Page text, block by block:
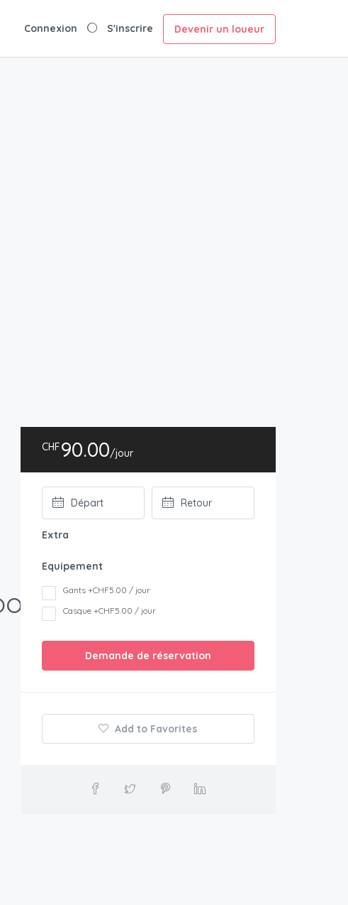
Connexion S'inscrire Devenir un loueur
CHF90.00/jour
Extra
Equipement
Gants +CHF5.00 / jour
Casque +CHF5.00 / jour
Demande de réservation
Add to Favorites